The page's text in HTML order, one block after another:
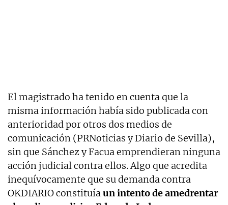
El magistrado ha tenido en cuenta que la
misma información había sido publicada con
anterioridad por otros dos medios de
comunicación (PRNoticias y Diario de Sevilla),
sin que Sánchez y Facua emprendieran ninguna
acción judicial contra ellos. Algo que acredita
inequívocamente que su demanda contra
OKDIARIO constituíaun intento de amedrentar